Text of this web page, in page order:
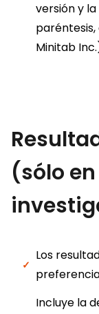
versión y
paréntesis,
Minitab
(sólo
Los
Incluye la